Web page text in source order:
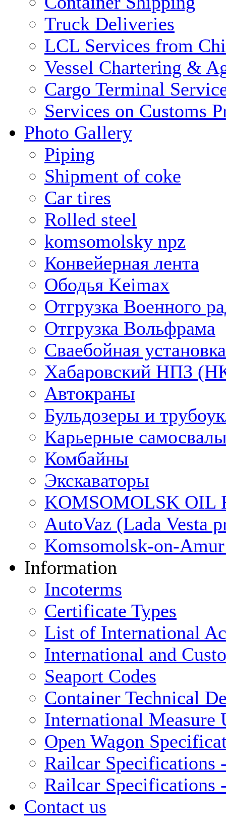
Truck Deliveries
LCL Services from
Vessel Chartering &
Cargo Terminal
Services on Customs
Photo Gallery
Piping
Shipment of coke
Car tires
Rolled steel
komsomolsky npz
Конвейерная лента
Ободья Keimax
Отгрузка Военного
Отгрузка Вольфрама
Сваебойная установка
Хабаровский НПЗ
Автокраны
Бульдозеры и
Карьерные
Комбайны
Экскаваторы
KOMSOMOLSK OIL
AutoVaz (Lada Vesta
Komsomolsk-on-
Information
Incoterms
Certificate Types
List of International
International and
Seaport Codes
Container Technical
International Measure
Open Wagon
Railcar Specifications
Railcar Specifications
Contact us